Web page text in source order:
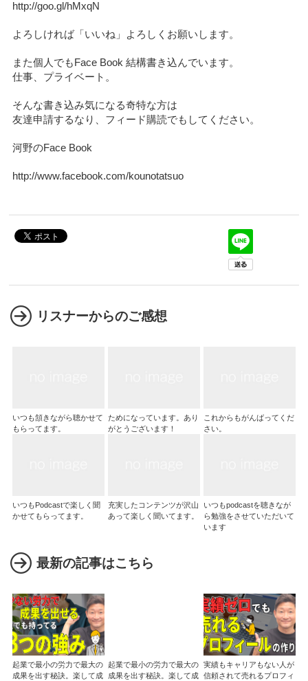
http://goo.gl/hMxqN
よろしければ「いいね」よろしくお願いします。
また個人でもFace Book 結構書き込んでいます。
仕事、プライベート。
そんな書き込み気になる奇特な方は
友達申請するなり、フィード購読でもしてください。
河野のFace Book
http://www.facebook.com/kounotatsuo
リスナーからのご感想
いつも頷きながら聴かせて
もらってます。
ためになっています。あり
がとうございます！
これからもがんばってくだ
さい。
いつもPodcastで楽しく聞
かせてもらってます。
充実したコンテンツが沢山
あって楽しく聞いてます。
いつもpodcastを聴きなが
ら勉強をさせていただいて
います
最新の記事はこちら
起業で最小の労力で最大の
成果を出す秘訣。楽して成
起業で最小の労力で最大の
成果を出す秘訣。楽して成
実績もキャリアもない人が
信頼されて売れるプロフィ